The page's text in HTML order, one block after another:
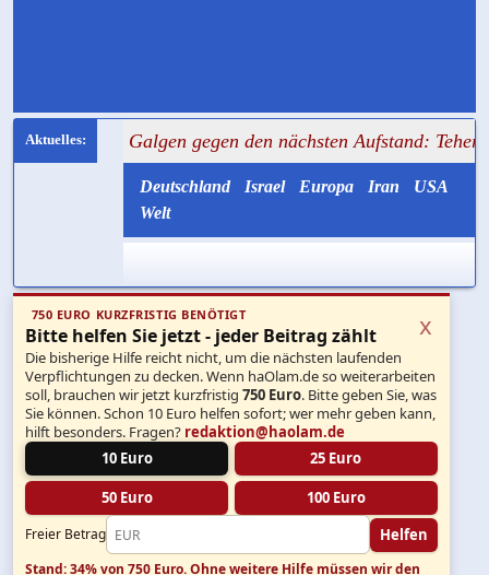
Galgen gegen den nächsten Aufstand: Teheran will
Deutschland Israel Europa Iran
USA
Welt
750 EURO KURZFRISTIG BENÖTIGT
Bitte helfen Sie jetzt - jeder Beitrag zählt
Die bisherige Hilfe reicht nicht, um die nächsten laufenden
Verpflichtungen zu decken. Wenn haOlam.de so weiterarbeiten
soll, brauchen wir jetzt kurzfristig750 Euro. Bitte geben Sie, was
Sie können. Schon 10 Euro helfen sofort; wer mehr geben kann,
hilft besonders. Fragen? redaktion@haolam.de
10 Euro
25 Euro
50 Euro 100 Euro
Freier Betrag Helfen
x
Stand: 34% von 750 Euro.Ohne weitere Hilfe müssen wir den